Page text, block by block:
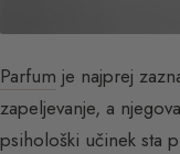
Parfum je najprej
zapeljevanje, a
psihološki učinek sta